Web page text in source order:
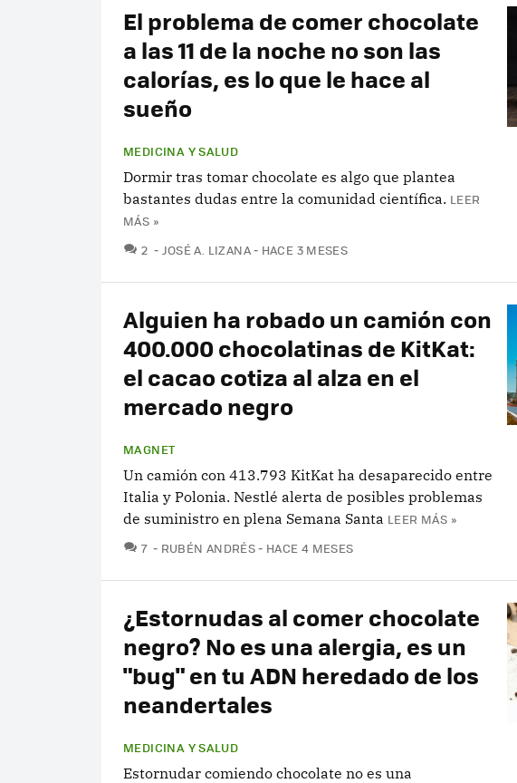
El problema de comer chocolate
a las 11 de la noche no son las
calorías, es lo que le hace al
sueño
MEDICINA Y SALUD
Dormir tras tomar chocolate es algo que plantea
bastantes dudas entre la comunidad científica. LEER
MÁS »
2 COMENTARIOS
JOSÉ A. LIZANA HACE 3 MESES
Alguien ha robado un camión con
400.000 chocolatinas de KitKat:
el cacao cotiza al alza en el
mercado negro
MAGNET
Un camión con 413.793 KitKat ha desaparecido entre
Italia y Polonia. Nestlé alerta de posibles problemas
de suministro en plena Semana Santa LEER MÁS »
7 COMENTARIOS
RUBÉN ANDRÉS HACE 4 MESES
¿Estornudas al comer chocolate
negro? No es una alergia, es un
"bug" en tu ADN heredado de los
neandertales
MEDICINA Y SALUD
Estornudar comiendo chocolate no es una